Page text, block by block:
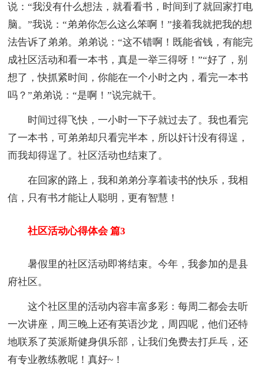
说：“我没有什么想法，就看看书，时间到了就回家打电
脑。”我说：“弟弟你怎么这么笨啊！”接着我就把我的想
法告诉了弟弟。弟弟说：“这不错啊！既能省钱，有能完
成社区活动和看一本书，真是一举三得呀！”“好了，别
想了，快抓紧时间，你能在一个小时之内，看完一本书
吗？”弟弟说：“是啊！”说完就干。
时间过得飞快，一小时一下子就过去了。我也看完
了一本书，可弟弟却只看完半本，所以奸计没有得逞，
而我却得逞了。社区活动也结束了。
在回家的路上，我和弟弟分享着读书的快乐，我相
信，只有书才能让人聪明，更有智慧！
社区活动心得体会 篇3
暑假里的社区活动即将结束。今年，我参加的是县
府社区。
这个社区里的活动内容丰富多彩：每周二都会去听
一次讲座，周三晚上还有英语沙龙，周四呢，他们还特
地联系了英派斯健身俱乐部，让我们免费去打乒乓，还
有专业教练教呢！真好~！